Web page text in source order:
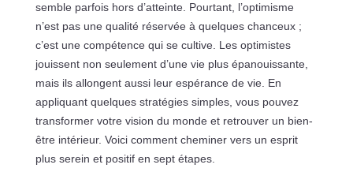
semble parfois hors d’atteinte. Pourtant, l’optimisme
n’est pas une qualité réservée à quelques chanceux ;
c’est une compétence qui se cultive. Les optimistes
jouissent non seulement d’une vie plus épanouissante,
mais ils allongent aussi leur espérance de vie. En
appliquant quelques stratégies simples, vous pouvez
transformer votre vision du monde et retrouver un bien-
être intérieur. Voici comment cheminer vers un esprit
plus serein et positif en sept étapes.